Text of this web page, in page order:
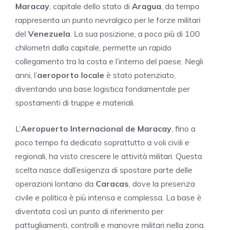
Maracay , capitale dello stato di Aragua , da tempo
rappresenta un punto nevralgico per le forze militari
del Venezuela . La sua posizione, a poco più di 100
chilometri dalla capitale, permette un rapido
collegamento tra la costa e l’interno del paese. Negli
anni, l’aeroporto locale è stato potenziato,
diventando una base logistica fondamentale per
spostamenti di truppe e materiali.
L’Aeropuerto Internacional de Maracay , fino a
poco tempo fa dedicato soprattutto a voli civili e
regionali, ha visto crescere le attività militari. Questa
scelta nasce dall’esigenza di spostare parte delle
operazioni lontano da Caracas , dove la presenza
civile e politica è più intensa e complessa. La base è
diventata così un punto di riferimento per
pattugliamenti, controlli e manovre militari nella zona.